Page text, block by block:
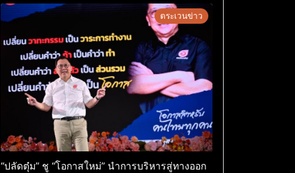
ตระเวนข่าว
“ปลัดตุ๋ม” ชู “โอกาสใหม่” นำการบริหารสู่ทางออก